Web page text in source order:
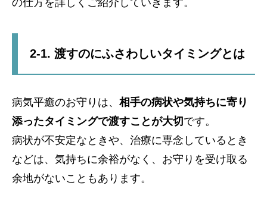
の仕方を詳しくご紹介していきます。
2-1. 渡すのにふさわしいタイミングとは
病気平癒のお守りは、 相手の病状や気持ちに寄り
添ったタイミングで渡すことが大切 です。
病状が不安定なときや、治療に専念しているとき
などは、気持ちに余裕がなく、お守りを受け取る
余地がないこともあります。